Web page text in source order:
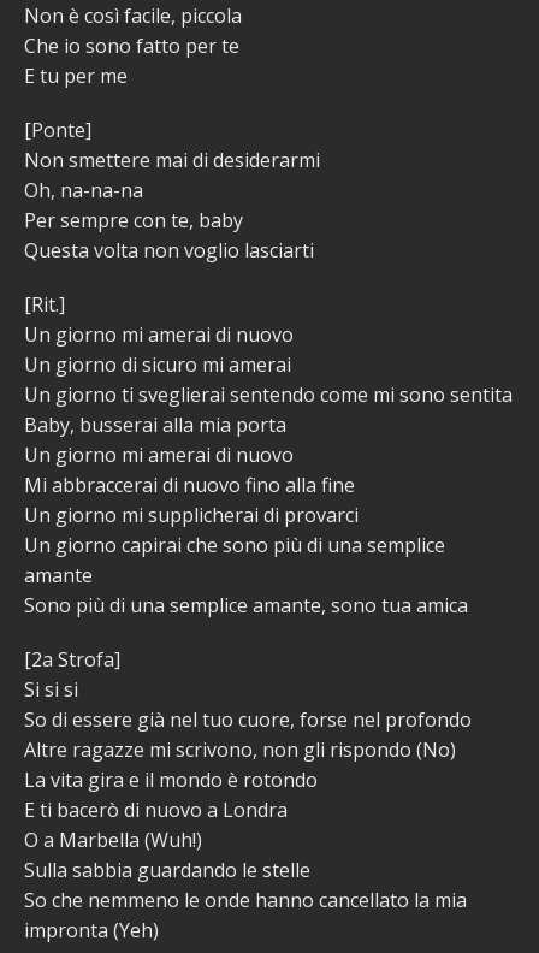
Non è così facile, piccola
Che io sono fatto per te
E tu per me
[Ponte]
Non smettere mai di desiderarmi
Oh, na-na-na
Per sempre con te, baby
Questa volta non voglio lasciarti
[Rit.]
Un giorno mi amerai di nuovo
Un giorno di sicuro mi amerai
Un giorno ti sveglierai sentendo come mi sono sentita
Baby, busserai alla mia porta
Un giorno mi amerai di nuovo
Mi abbraccerai di nuovo fino alla fine
Un giorno mi supplicherai di provarci
Un giorno capirai che sono più di una semplice
amante
Sono più di una semplice amante, sono tua amica
[2a Strofa]
Si si si
So di essere già nel tuo cuore, forse nel profondo
Altre ragazze mi scrivono, non gli rispondo (No)
La vita gira e il mondo è rotondo
E ti bacerò di nuovo a Londra
O a Marbella (Wuh!)
Sulla sabbia guardando le stelle
So che nemmeno le onde hanno cancellato la mia
impronta (Yeh)